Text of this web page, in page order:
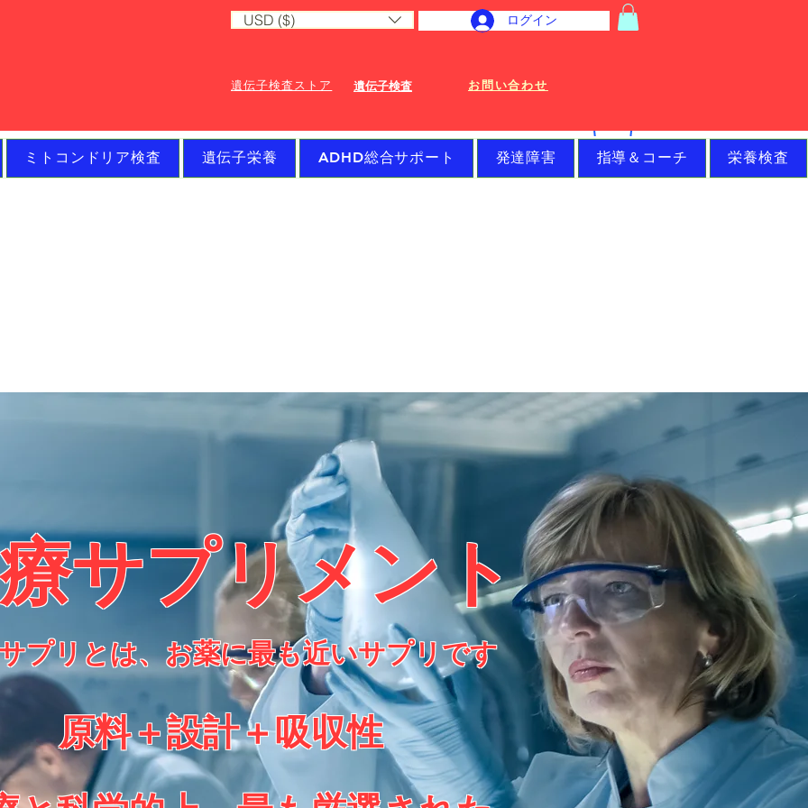
USD ($) ログイン
遺伝子検査ストア 遺伝子検査 お問い合わせ
ミトコンドリア検査 遺伝子栄養 ADHD総合サポート 発達障害 指導＆コーチ 栄養検査
サプリメント
プリとは、お薬に最も近い​サプリです
原料＋設計＋吸収性